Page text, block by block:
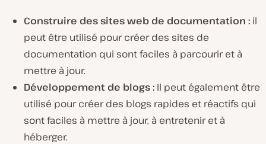
Construire des sites web de documentation : il
peut être utilisé pour créer des sites de
documentation qui sont faciles à parcourir et à
mettre à jour.
Développement de blogs : Il peut également être
utilisé pour créer des blogs rapides et réactifs qui
sont faciles à mettre à jour, à entretenir et à
héberger.